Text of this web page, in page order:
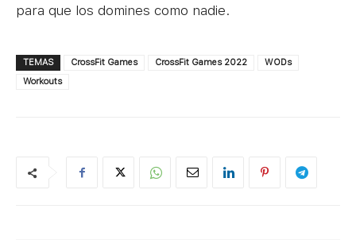
para que los domines como nadie.
TEMAS CrossFit Games CrossFit Games 2022
WODs
Workouts